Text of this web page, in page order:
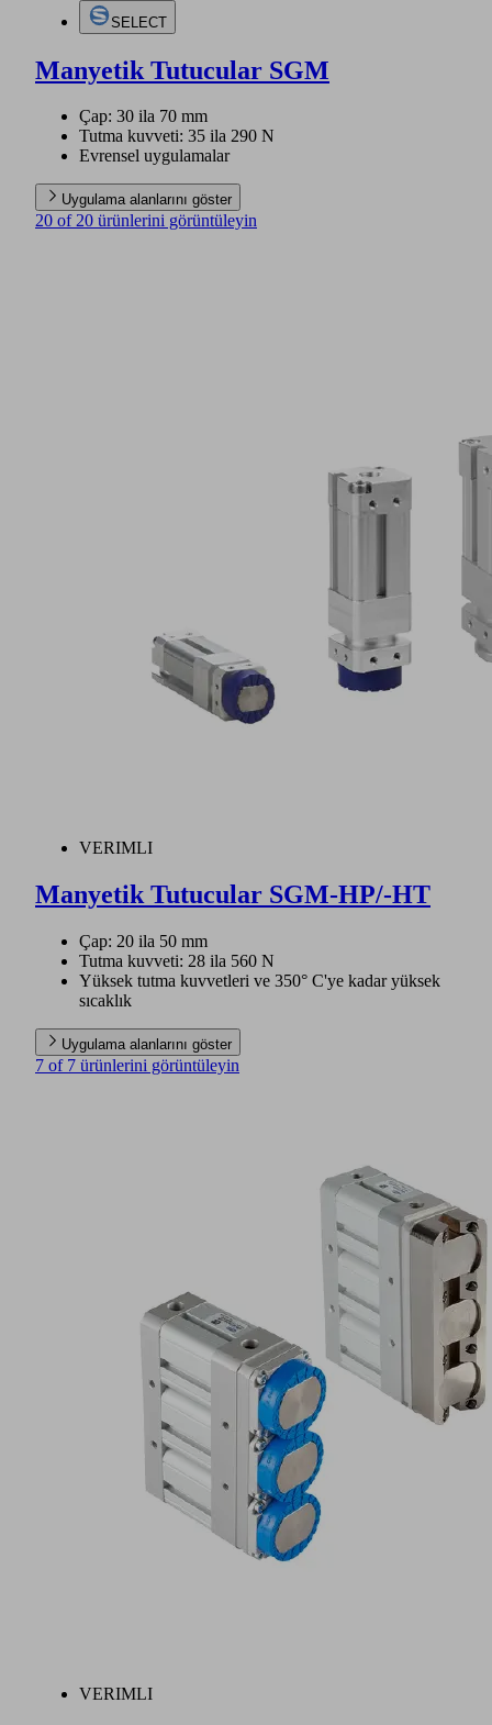
SELECT
Manyetik Tutucular SGM
Çap: 30 ila 70 mm
Tutma kuvveti: 35 ila 290 N
Evrensel uygulamalar
Uygulama alanlarını göster
20 of 20 ürünlerini görüntüleyin
VERIMLI
Manyetik Tutucular SGM-HP/-HT
Çap: 20 ila 50 mm
Tutma kuvveti: 28 ila 560 N
Yüksek tutma kuvvetleri ve 350° C'ye kadar yüksek
sıcaklık
Uygulama alanlarını göster
7 of 7 ürünlerini görüntüleyin
VERIMLI